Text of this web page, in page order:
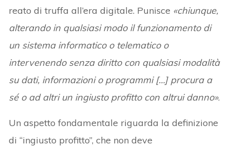
reato di truffa all’era digitale. Punisce «chiunque,
alterando in qualsiasi modo il funzionamento di
un sistema informatico o telematico o
intervenendo senza diritto con qualsiasi modalità
su dati, informazioni o programmi […] procura a
sé o ad altri un ingiusto profitto con altrui danno».
Un aspetto fondamentale riguarda la definizione
di “ingiusto profitto”, che non deve